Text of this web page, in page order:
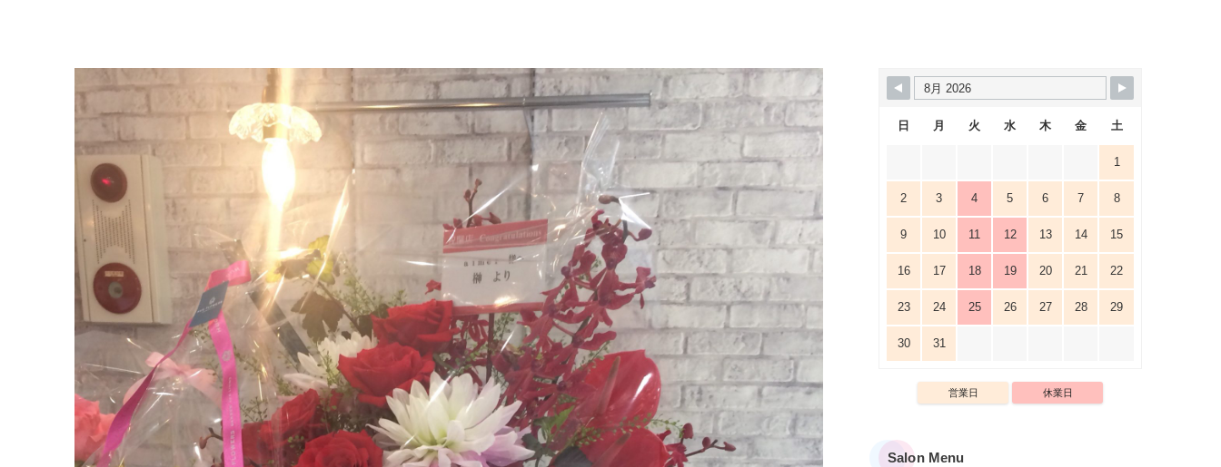
日 月 火 水 木 金 土
1
2 3 4 5 6 7 8
9 10 11 12 13 14 15
16 17 18 19 20 21 22
23 24 25 26 27 28 29
30 31
営業日 休業日
Salon Menu